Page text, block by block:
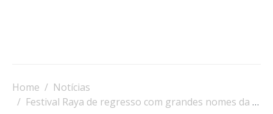
Home
Notícias
Festival Raya de regresso com grandes nomes da música portuguesa e aposta reforçada nos artistas emergentes